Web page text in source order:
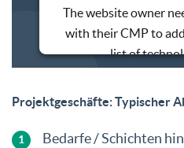
The website owner
with their CMP to
list of
Powered by
Projektgeschäfte: Typischer
Bedarfe / Schichten